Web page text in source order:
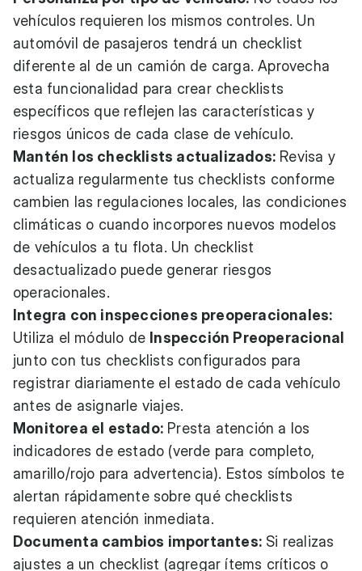
vehículos requieren los mismos controles. Un
automóvil de pasajeros tendrá un checklist
diferente al de un camión de carga. Aprovecha
esta funcionalidad para crear checklists
específicos que reflejen las características y
riesgos únicos de cada clase de vehículo.
Mantén los checklists actualizados: Revisa y
actualiza regularmente tus checklists conforme
cambien las regulaciones locales, las condiciones
climáticas o cuando incorpores nuevos modelos
de vehículos a tu flota. Un checklist
desactualizado puede generar riesgos
operacionales.
Integra con inspecciones preoperacionales:
Utiliza el módulo de Inspección Preoperacional
junto con tus checklists configurados para
registrar diariamente el estado de cada vehículo
antes de asignarle viajes.
Monitorea el estado: Presta atención a los
indicadores de estado (verde para completo,
amarillo/rojo para advertencia). Estos símbolos te
alertan rápidamente sobre qué checklists
requieren atención inmediata.
Documenta cambios importantes: Si realizas
ajustes a un checklist (agregar ítems críticos o